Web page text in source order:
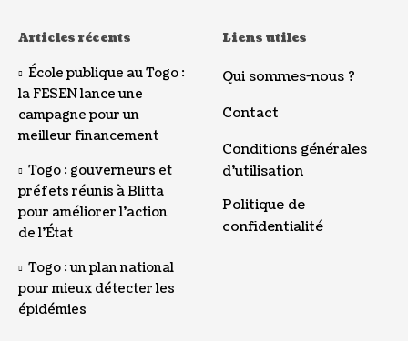
Articles récents
École publique au Togo :
la FESEN lance une
campagne pour un
meilleur financement
Togo : gouverneurs et
préfets réunis à Blitta
pour améliorer l’action
de l’État
Togo : un plan national
pour mieux détecter les
épidémies
Liens utiles
Qui sommes-nous ?
Contact
Conditions générales
d’utilisation
Politique de
confidentialité